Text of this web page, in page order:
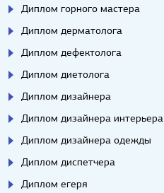
Диплом горного мастера
Диплом дерматолога
Диплом дефектолога
Диплом диетолога
Диплом дизайнера
Диплом дизайнера интерьера
Диплом дизайнера одежды
Диплом диспетчера
Диплом егеря